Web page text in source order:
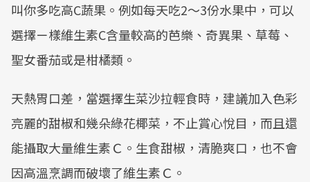
叫你多吃高C蔬果。例如每天吃2～3份水果中，可以
選擇ㄧ樣維生素C含量較高的芭樂、奇異果、草莓、
聖女番茄或是柑橘類。
天熱胃口差，當選擇生菜沙拉輕食時，建議加入色彩
亮麗的甜椒和幾朵綠花椰菜，不止賞心悅目，而且還
能攝取大量維生素Ｃ。生食甜椒，清脆爽口，也不會
因高溫烹調而破壞了維生素Ｃ。